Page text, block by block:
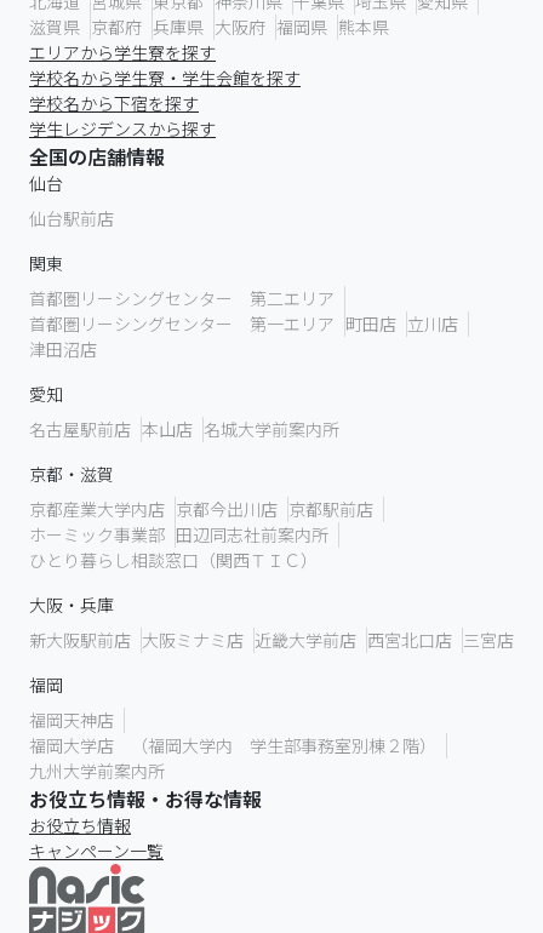
滋賀県 京都府 兵庫県 大阪府 福岡県 熊本県
エリアから学生寮を探す
学校名から学生寮・学生会館を探す
学校名から下宿を探す
学生レジデンスから探す
全国の店舗情報
仙台
仙台駅前店
関東
首都圏リーシングセンター 第二エリア
首都圏リーシングセンター 第一エリア 町田店 立川店
津田沼店
愛知
名古屋駅前店 本山店 名城大学前案内所
京都・滋賀
京都産業大学内店 京都今出川店 京都駅前店
ホーミック事業部 田辺同志社前案内所
ひとり暮らし相談窓口（関西ＴＩＣ）
大阪・兵庫
新大阪駅前店 大阪ミナミ店 近畿大学前店 西宮北口店 三宮店
福岡
福岡天神店
福岡大学店 （福岡大学内 学生部事務室別棟２階）
九州大学前案内所
お役立ち情報・お得な情報
お役立ち情報
キャンペーン一覧